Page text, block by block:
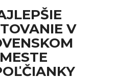
V
MESTE